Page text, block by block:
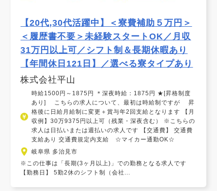
【20代,30代活躍中】＜寮費補助５万円＞
＜履歴書不要＞未経験スタートOK／月収
31万円以上可／シフト制＆長期休暇あり
【年間休日121日】／選べる寮タイプあり
株式会社平山
時給1500円～1875円 ＊深夜時給：1875円 ★[昇格制度
あり] こちらの求人について、最初は時給制ですが 昇
格後に日給月給制に変更＋賞与年2回支給となります 【月
収例】30万9375円以上可（残業・深夜含む） ※こちらの
求人は日払いまたは週払いの求人です 【交通費】 交通費
支給あり 交通費規定内支給 ☆マイカー通勤OK☆
岐阜県 多治見市
※この仕事は「長期(3ヶ月以上)」での勤務となる求人です
【勤務日】 5勤2休のシフト制（会社...